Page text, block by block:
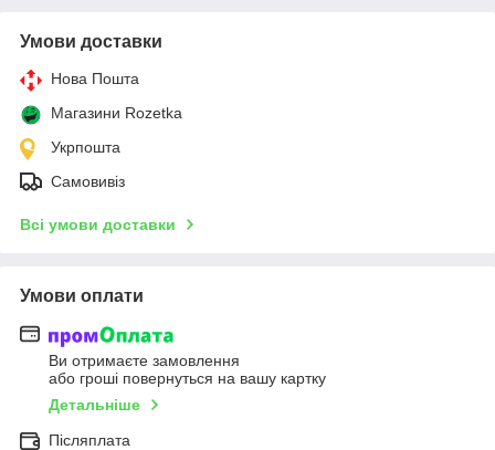
Умови доставки
Нова Пошта
Магазини Rozetka
Укрпошта
Самовивіз
Всі умови доставки
Умови оплати
Ви отримаєте замовлення
або гроші повернуться на вашу картку
Детальніше
Післяплата